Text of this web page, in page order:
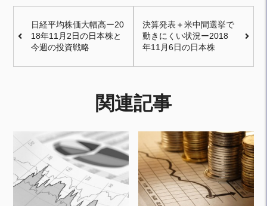
日経平均株価大幅高ー20
18年11月2日の日本株と
今週の投資戦略
決算発表＋米中間選挙で
動きにくい状況ー2018
年11月6日の日本株
関連記事